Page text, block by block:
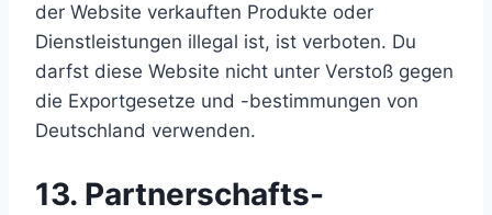
der Website verkauften Produkte oder
Dienstleistungen illegal ist, ist verboten. Du
darfst diese Website nicht unter Verstoß gegen
die Exportgesetze und -bestimmungen von
Deutschland verwenden.
13. Partnerschafts-